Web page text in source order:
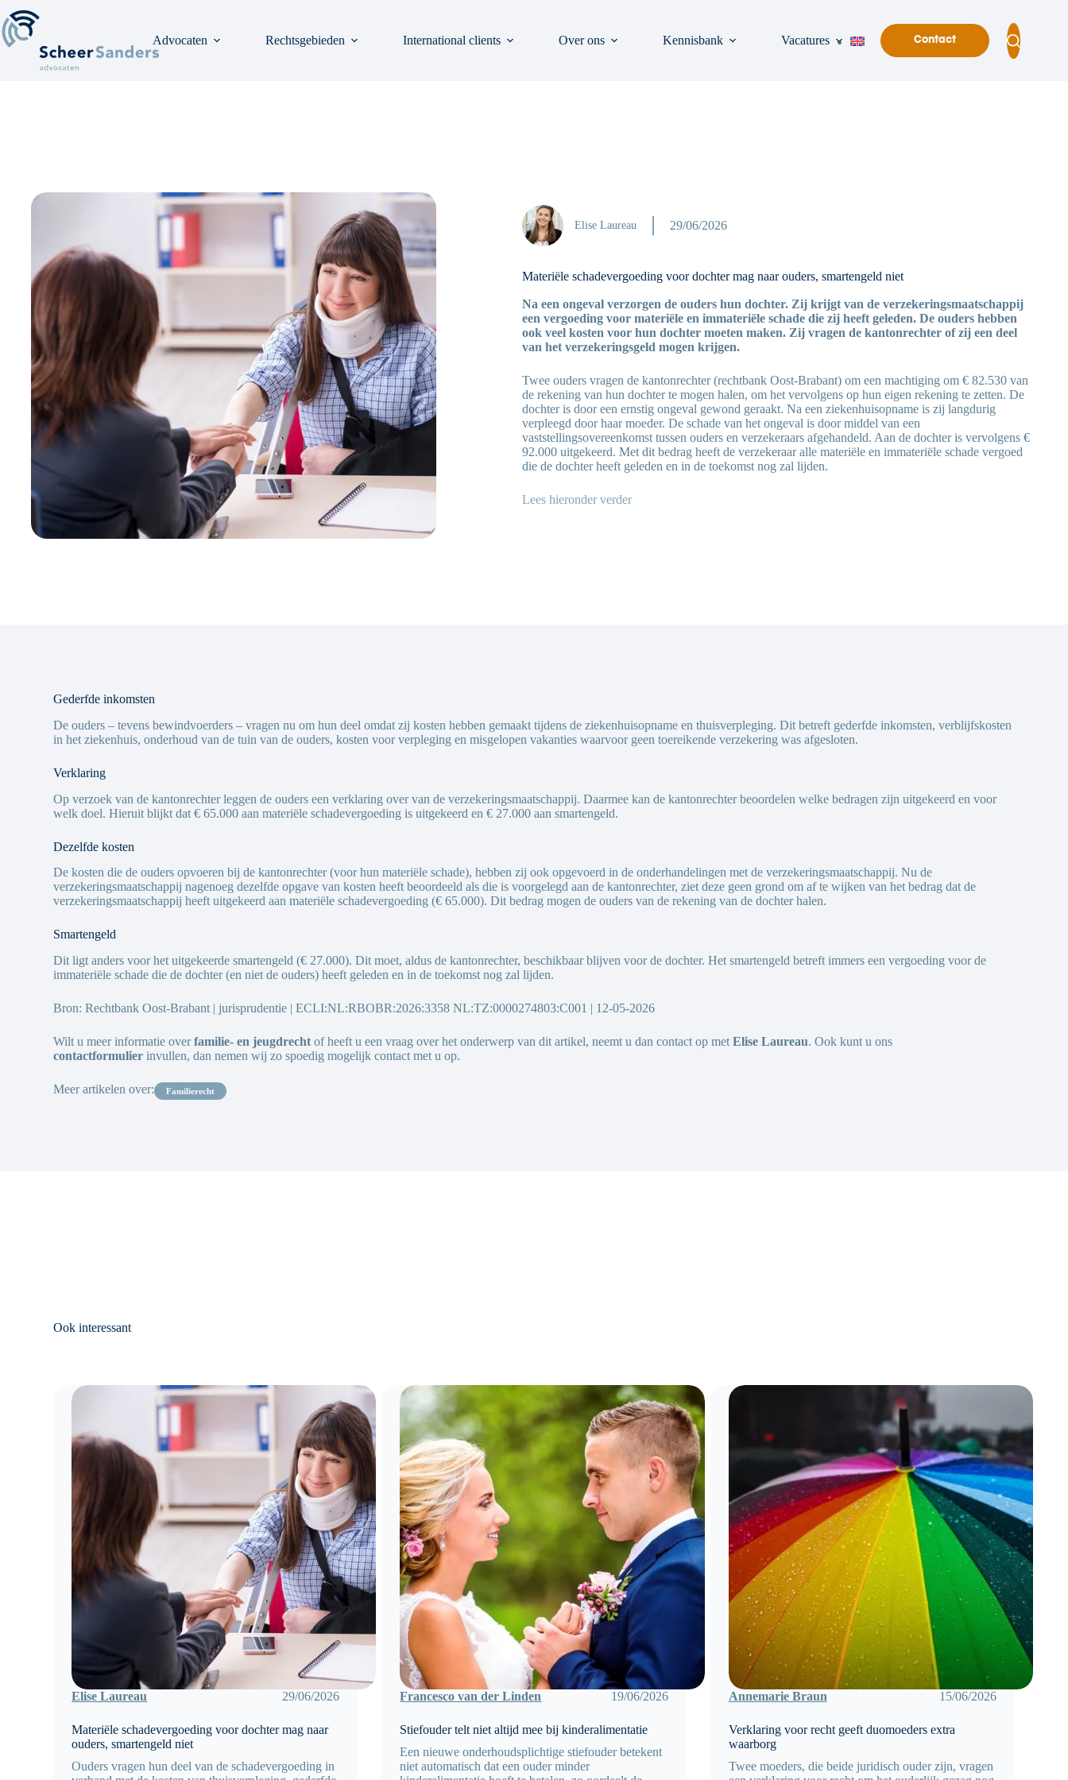
naar
de
inhoud
Advocaten Rechtsgebieden International clients Over ons Kennisbank Vacatures Contact
Elise Laureau 29/06/2026
Materiële schadevergoeding voor dochter mag naar ouders, smartengeld niet
Na een ongeval verzorgen de ouders hun dochter. Zij krijgt van de verzekeringsmaatschappij
een vergoeding voor materiële en immateriële schade die zij heeft geleden. De ouders hebben
ook veel kosten voor hun dochter moeten maken. Zij vragen de kantonrechter of zij een deel
van het verzekeringsgeld mogen krijgen.
Twee ouders vragen de kantonrechter (rechtbank Oost-Brabant) om een machtiging om € 82.530 van
de rekening van hun dochter te mogen halen, om het vervolgens op hun eigen rekening te zetten. De
dochter is door een ernstig ongeval gewond geraakt. Na een ziekenhuisopname is zij langdurig
verpleegd door haar moeder. De schade van het ongeval is door middel van een
vaststellingsovereenkomst tussen ouders en verzekeraars afgehandeld. Aan de dochter is vervolgens €
92.000 uitgekeerd. Met dit bedrag heeft de verzekeraar alle materiële en immateriële schade vergoed
die de dochter heeft geleden en in de toekomst nog zal lijden.
Lees hieronder verder
Gederfde inkomsten
De ouders – tevens bewindvoerders – vragen nu om hun deel omdat zij kosten hebben gemaakt tijdens de ziekenhuisopname en thuisverpleging. Dit betreft gederfde inkomsten, verblijfskosten
in het ziekenhuis, onderhoud van de tuin van de ouders, kosten voor verpleging en misgelopen vakanties waarvoor geen toereikende verzekering was afgesloten.
Verklaring
Op verzoek van de kantonrechter leggen de ouders een verklaring over van de verzekeringsmaatschappij. Daarmee kan de kantonrechter beoordelen welke bedragen zijn uitgekeerd en voor
welk doel. Hieruit blijkt dat € 65.000 aan materiële schadevergoeding is uitgekeerd en € 27.000 aan smartengeld.
Dezelfde kosten
De kosten die de ouders opvoeren bij de kantonrechter (voor hun materiële schade), hebben zij ook opgevoerd in de onderhandelingen met de verzekeringsmaatschappij. Nu de
verzekeringsmaatschappij nagenoeg dezelfde opgave van kosten heeft beoordeeld als die is voorgelegd aan de kantonrechter, ziet deze geen grond om af te wijken van het bedrag dat de
verzekeringsmaatschappij heeft uitgekeerd aan materiële schadevergoeding (€ 65.000). Dit bedrag mogen de ouders van de rekening van de dochter halen.
Smartengeld
Dit ligt anders voor het uitgekeerde smartengeld (€ 27.000). Dit moet, aldus de kantonrechter, beschikbaar blijven voor de dochter. Het smartengeld betreft immers een vergoeding voor de
immateriële schade die de dochter (en niet de ouders) heeft geleden en in de toekomst nog zal lijden.
Bron: Rechtbank Oost-Brabant | jurisprudentie |ECLI:NL:RBOBR:2026:3358 NL:TZ:0000274803:C001 | 12-05-2026
Wilt u meer informatie overfamilie- en jeugdrecht of heeft u een vraag over het onderwerp van dit artikel, neemt u dan contact op metElise Laureau. Ook kunt u ons
contactformulier invullen, dan nemen wij zo spoedig mogelijk contact met u op.
Meer artikelen over: familierecht
Ook interessant
Elise Laureau 29/06/2026
Materiële schadevergoeding voor dochter mag naar
ouders, smartengeld niet
Ouders vragen hun deel van de schadevergoeding in
Francesco van der Linden 19/06/2026
Stiefouder telt niet altijd mee bij kinderalimentatie
Een nieuwe onderhoudsplichtige stiefouder betekent
niet automatisch dat een ouder minder
Annemarie Braun 15/06/2026
Verklaring voor recht geeft duomoeders extra
waarborg
Twee moeders, die beide juridisch ouder zijn, vragen